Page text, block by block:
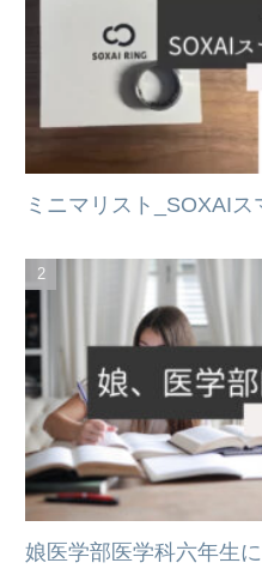
ミニマリスト_SOXAI
娘医学部医学科六年生